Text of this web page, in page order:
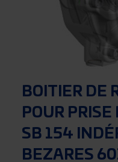
BOITIER DE
POUR PRISE
SB 154
BEZARES